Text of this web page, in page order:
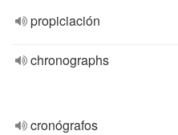
propiciación
chronographs
cronógrafos